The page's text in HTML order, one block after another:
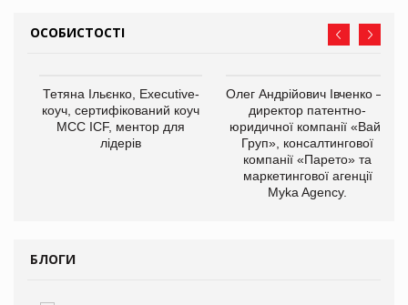
ОСОБИСТОСТІ
Тетяна Ільєнко, Executive-
коуч, сертифікований коуч
МСС ICF, ментор для
лідерів
Олег Андрійович Івченко —
директор патентно-
юридичної компанії «Вайз
Груп», консалтингової
компанії «Парето» та
маркетингової агенції
Myka Agency.
БЛОГИ